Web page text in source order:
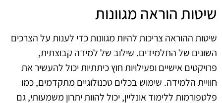
שיטות הוראה מגוונות
שיטות ההוראה צריכות להיות מגוונות כדי לענות על הצרכים
השונים של התלמידים. שילוב של למידה קבוצתית,
פרויקטים אישיים ופעילויות חוץ כיתתיות יכול להעשיר את
חוויית הלמידה. שימוש בכלים טכנולוגיים מתקדמים, כמו
פלטפורמות ללימוד אונליין, יכול להוות יתרון משמעותי, גם